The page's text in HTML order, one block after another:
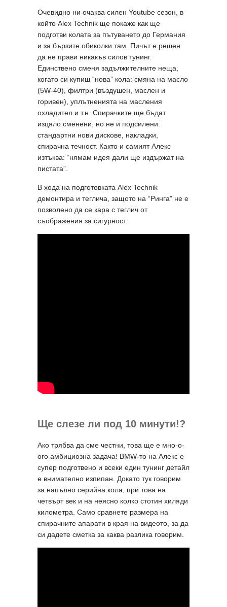
Очевидно ни очаква силен Youtube сезон, в
който Alex Technik ще покаже как ще
подготви колата за пътуването до Германия
и за бързите обиколки там. Пичът е решен
да не прави никакъв силов тунинг.
Единствено сменя задължителните неща,
когато си купиш “нова” кола: смяна на масло
(5W-40), филтри (въздушен, маслен и
горивен), уплътненията на масления
охладител и т.н. Спирачките ще бъдат
изцяло сменени, но не и подсилени:
стандартни нови дискове, накладки,
спирачна течност. Както и самият Алекс
изтъква: “нямам идея дали ще издържат на
пистата”.
В хода на подготовката Alex Technik
демонтира и теглича, защото на “Ринга” не е
позволено да се кара с теглич от
съображения за сигурност.
Ще слезе ли под 10 минути!?
Ако трябва да сме честни, това ще е мно-о-
ого амбициозна задача! BMW-то на Алекс е
супер подготвено и всеки един тунинг детайл
е внимателно изпипан. Докато тук говорим
за напълно серийна кола, при това на
четвърт век и на неясно колко стотин хиляди
километра. Само сравнете размера на
спирачните апарати в края на видеото, за да
си дадете сметка за каква разлика говорим.